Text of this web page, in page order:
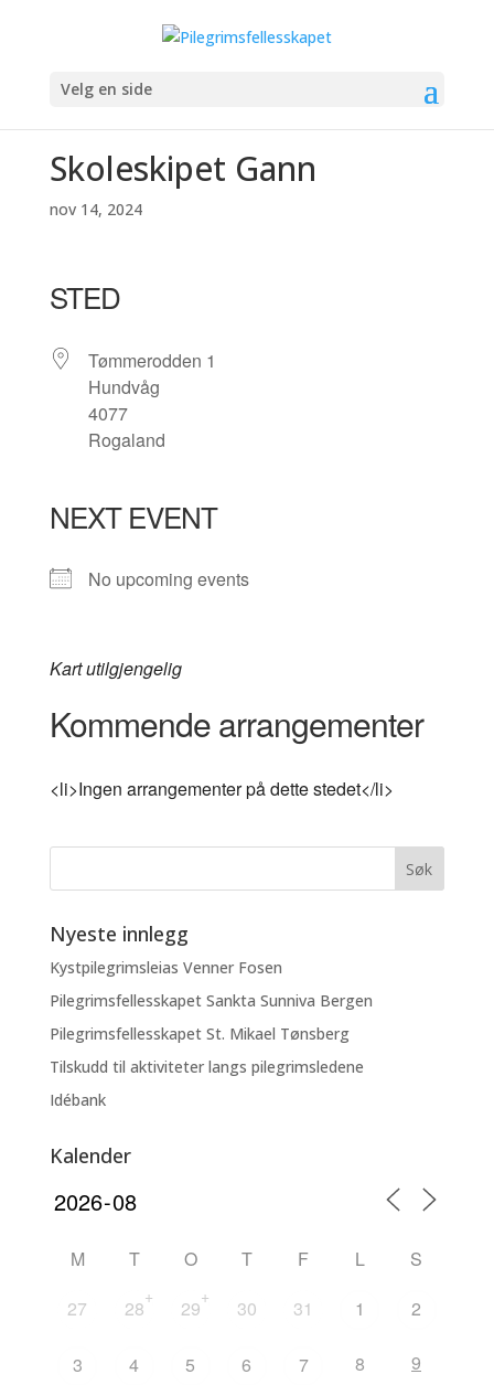
Velg en side
Skoleskipet Gann
nov 14, 2024
STED
Tømmerodden 1
Hundvåg
4077
Rogaland
NEXT EVENT
No upcoming events
Kart utilgjengelig
Kommende arrangementer
<li>Ingen arrangementer på dette stedet</li>
Nyeste innlegg
Kystpilegrimsleias Venner Fosen
Pilegrimsfellesskapet Sankta Sunniva Bergen
Pilegrimsfellesskapet St. Mikael Tønsberg
Tilskudd til aktiviteter langs pilegrimsledene
Idébank
Kalender
M T O T F L
S
27
28+ 29+ 30 31 1 2
3 4 5 6 7 8 9